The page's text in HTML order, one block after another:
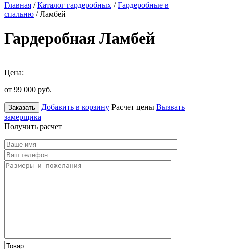
Главная /Каталог гардеробных /Гардеробные в
спальню / Ламбей
Гардеробная Ламбей
Цена:
от 99 000 руб.
Заказать Добавить в корзину Расчет цены Вызвать
замерщика
Получить расчет